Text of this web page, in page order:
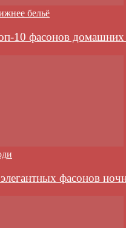
бельё
10 фасонов домашних
фасонов